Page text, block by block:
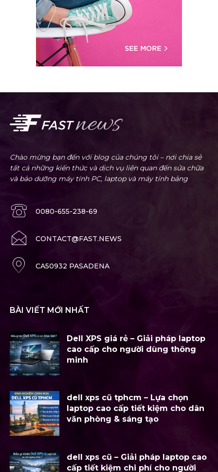
Chào mừng bạn đến với blog của chúng tôi – nơi chia sẻ
tất cả những kiến thức và dịch vụ liên quan đến sửa chữa
và bảo dưỡng máy tính PC, laptop và máy tính bảng
0080-655-238-69
CONTACT@FAST.NEWS
CA50932 PASADENA
BÀI VIẾT MỚI NHẤT
Dell XPS giá rẻ – Giải pháp laptop
cao cấp cho người dùng thông
minh
dell xps cũ tphcm – Lựa chọn
laptop cao cấp tiết kiệm cho dân
văn phòng & sáng tạo
dell xps cũ – Giải pháp laptop cao
cấp tiết kiệm chi phí cho người